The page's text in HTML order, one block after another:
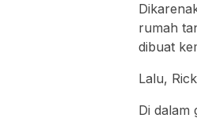
rumah
dibuat
Lalu,
Di dalam